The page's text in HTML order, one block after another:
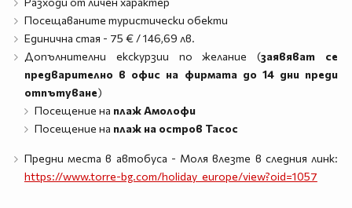
Посещаваните туристически обекти
Единична стая - 75 € / 146,69 лв.
Допълнителни екскурзии по желание (заявяват се
предварително в офис на фирмата до 14 дни преди
отпътуване)
Посещение на плаж Амолофи
Посещение на плаж на остров Тасос
Предни места в автобуса - Моля влезте в следния линк:
https://www.torre-bg.com/holiday_europe/view?oid=1057